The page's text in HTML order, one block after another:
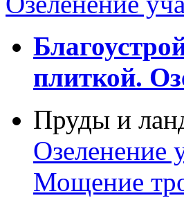
плиткой.
Пруды и
Озеленение
Мощение